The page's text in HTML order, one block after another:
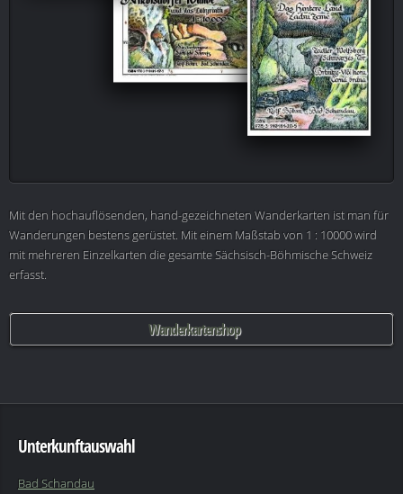
Mit den hochauflösenden, hand-gezeichneten Wanderkarten ist man für
Wanderungen bestens gerüstet. Mit einem Maßstab von 1 : 10000 wird
mit mehreren Einzelkarten die gesamte Sächsisch-Böhmische Schweiz
erfasst.
Wanderkartenshop
Unterkunftauswahl
Bad Schandau